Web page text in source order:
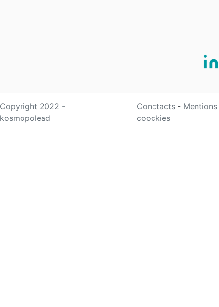
Copyright 2022 -
kosmopolead
Conctacts -
coockies